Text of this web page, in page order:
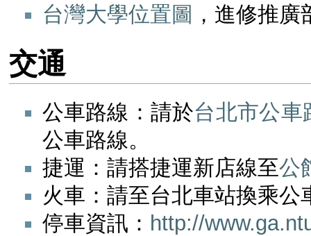
台灣大學位置圖 ，進修推
交通
公車路線：請於台北市公車
公車路線。
捷運：請搭捷運新店線至公
火車：請至台北車站換乘公
停車資訊： http://